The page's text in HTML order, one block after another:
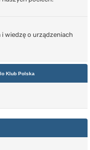
wiedzę o urządzeniach
Klub Polska